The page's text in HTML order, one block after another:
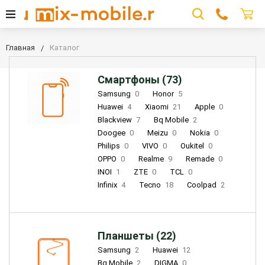
Главная Каталог
Смартфоны (73)
Samsung 0 Honor 5
Huawei 4 Xiaomi 21 Apple 0
Blackview 7 Bq Mobile 2
Doogee 0 Meizu 0 Nokia 0
Philips 0 VIVO 0 Oukitel
0
OPPO 0 Realme 9 Remade 0
INOI 1 ZTE 0 TCL 0
Infinix 4 Tecno 18 Coolpad 2
Планшеты (22)
Samsung 2 Huawei 12
Bq Mobile 2 DIGMA 0